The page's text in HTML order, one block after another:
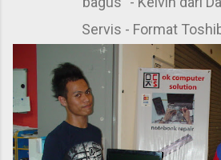
Servis - Format